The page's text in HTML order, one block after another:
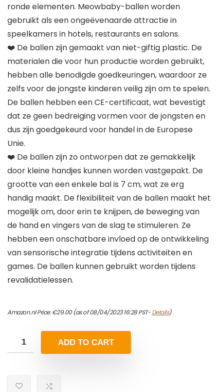
ronde elementen. Meowbaby-ballen worden
gebruikt als een ongeëvenaarde attractie in
speelkamers in hotels, restaurants en salons.
❤️ De ballen zijn gemaakt van niet-giftig plastic. De
materialen die voor hun productie worden gebruikt,
hebben alle benodigde goedkeuringen, waardoor ze
zelfs voor de jongste kinderen veilig zijn om te spelen.
De ballen hebben een CE-certificaat, wat bevestigt
dat ze geen bedreiging vormen voor de jongsten en
dus zijn goedgekeurd voor handel in de Europese
Unie.
❤️ De ballen zijn zo ontworpen dat ze gemakkelijk
door kleine handjes kunnen worden vastgepakt. De
grootte van een enkele bal is 7 cm, wat ze erg
handig maakt. De flexibiliteit van de ballen maakt het
mogelijk om, door erin te knijpen, de beweging van
de hand en vingers van de slag te stimuleren. Ze
hebben een onschatbare invloed op de ontwikkeling
van sensorische integratie tijdens activiteiten en
games. De ballen kunnen gebruikt worden tijdens
revalidatielessen.
Amazon.nl Price:€29.00(as of 08/04/2023 16:28 PST-Details)
ADD TO CART